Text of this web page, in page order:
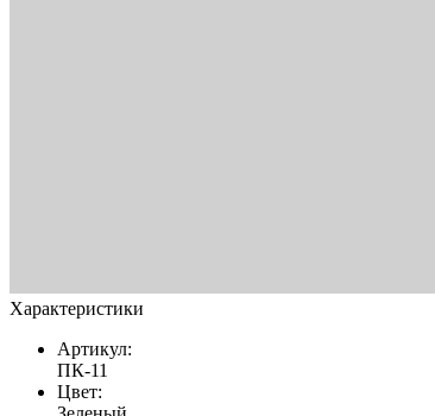
Характеристики
Артикул:
ПК-11
Цвет: